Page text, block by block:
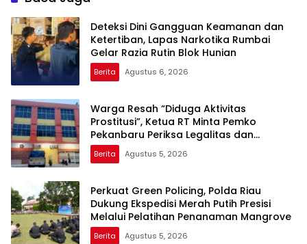
Deteksi Dini Gangguan Keamanan dan
Ketertiban, Lapas Narkotika Rumbai
Gelar Razia Rutin Blok Hunian
Berita Agustus 6, 2026
Warga Resah “Diduga Aktivitas
Prostitusi”, Ketua RT Minta Pemko
Pekanbaru Periksa Legalitas dan
Aktivitas Z Homestay di Jalan Tanjung
Datuk
Berita Agustus 5, 2026
Perkuat Green Policing, Polda Riau
Dukung Ekspedisi Merah Putih Presisi
Melalui Pelatihan Penanaman Mangrove
Berita Agustus 5, 2026